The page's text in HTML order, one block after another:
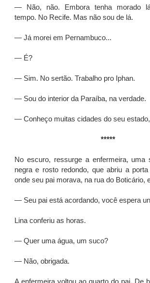
— Não, não. Embora tenha morado
tempo. No Recife. Mas não sou de lá.
— Já morei em Pernambuco...
— É?
— Sim. No sertão. Trabalho pro Iphan.
— Sou do interior da Paraíba, na verdade.
— Conheço muitas cidades do seu
*****
No escuro, ressurge a enfermeira, uma
negra e rosto redondo, que abriu a
onde seu pai morava, na rua do Boticário,
— Seu pai está acordando, você espera
Lina conferiu as horas.
— Quer uma água, um suco?
— Não, obrigada.